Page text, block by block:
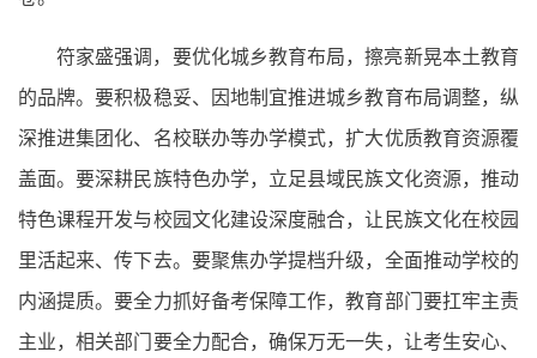
符家盛强调，要优化城乡教育布局，擦亮新晃本土教育
的品牌。要积极稳妥、因地制宜推进城乡教育布局调整，纵
深推进集团化、名校联办等办学模式，扩大优质教育资源覆
盖面。要深耕民族特色办学，立足县域民族文化资源，推动
特色课程开发与校园文化建设深度融合，让民族文化在校园
里活起来、传下去。要聚焦办学提档升级，全面推动学校的
内涵提质。要全力抓好备考保障工作，教育部门要扛牢主责
主业，相关部门要全力配合，确保万无一失，让考生安心、